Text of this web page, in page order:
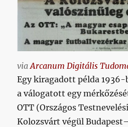
viaArcanum Digitális
Egy kiragadott példa
a válogatott egy
OTT (Országos
Kolozsvárt végül